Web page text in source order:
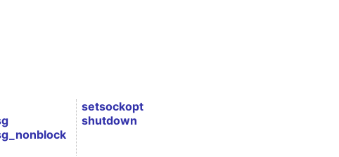
setsockopt
shutdown